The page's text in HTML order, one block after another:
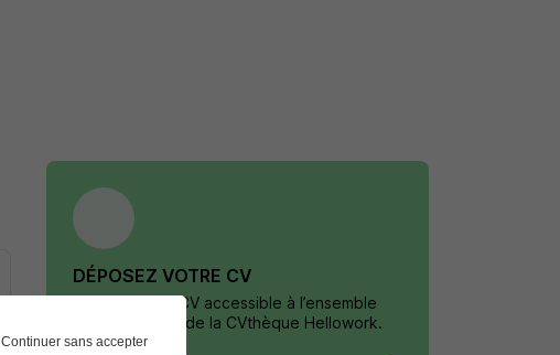
DÉPOSEZ VOTRE CV
Rendez votre CV accessible à l’ensemble
des recruteurs de la CVthèque Hellowork.
Continuer sans accepter